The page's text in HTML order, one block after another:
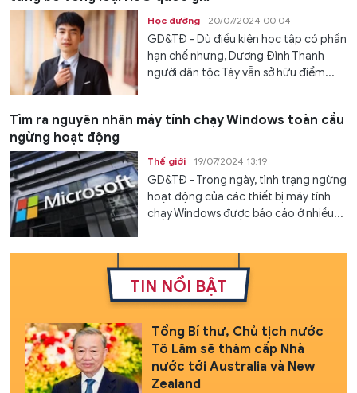
Học đường 20/07/2024 00:04
GD&TĐ - Dù điều kiện học tập có phần
hạn chế nhưng, Dương Đình Thanh
người dân tộc Tày vẫn sở hữu điểm...
Tìm ra nguyên nhân máy tính chạy Windows toàn cầu
ngừng hoạt động
Thế giới 19/07/2024 13:19
GD&TĐ - Trong ngày, tình trạng ngừng
hoạt động của các thiết bị máy tính
chạy Windows được báo cáo ở nhiều...
TIN NỔI BẬT
Tổng Bí thư, Chủ tịch nước
Tô Lâm sẽ thăm cấp Nhà
nước tới Australia và New
Zealand